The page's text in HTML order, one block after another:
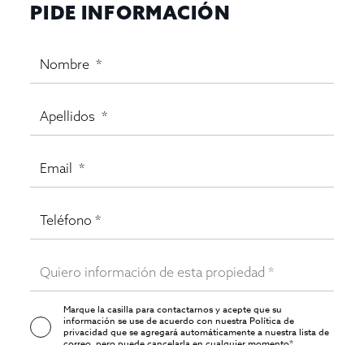
PIDE INFORMACIÓN
Marque la casilla para contactarnos y acepte que su
información se use de acuerdo con nuestraPolítica de
privacidadque se agregará automáticamente a nuestra lista de